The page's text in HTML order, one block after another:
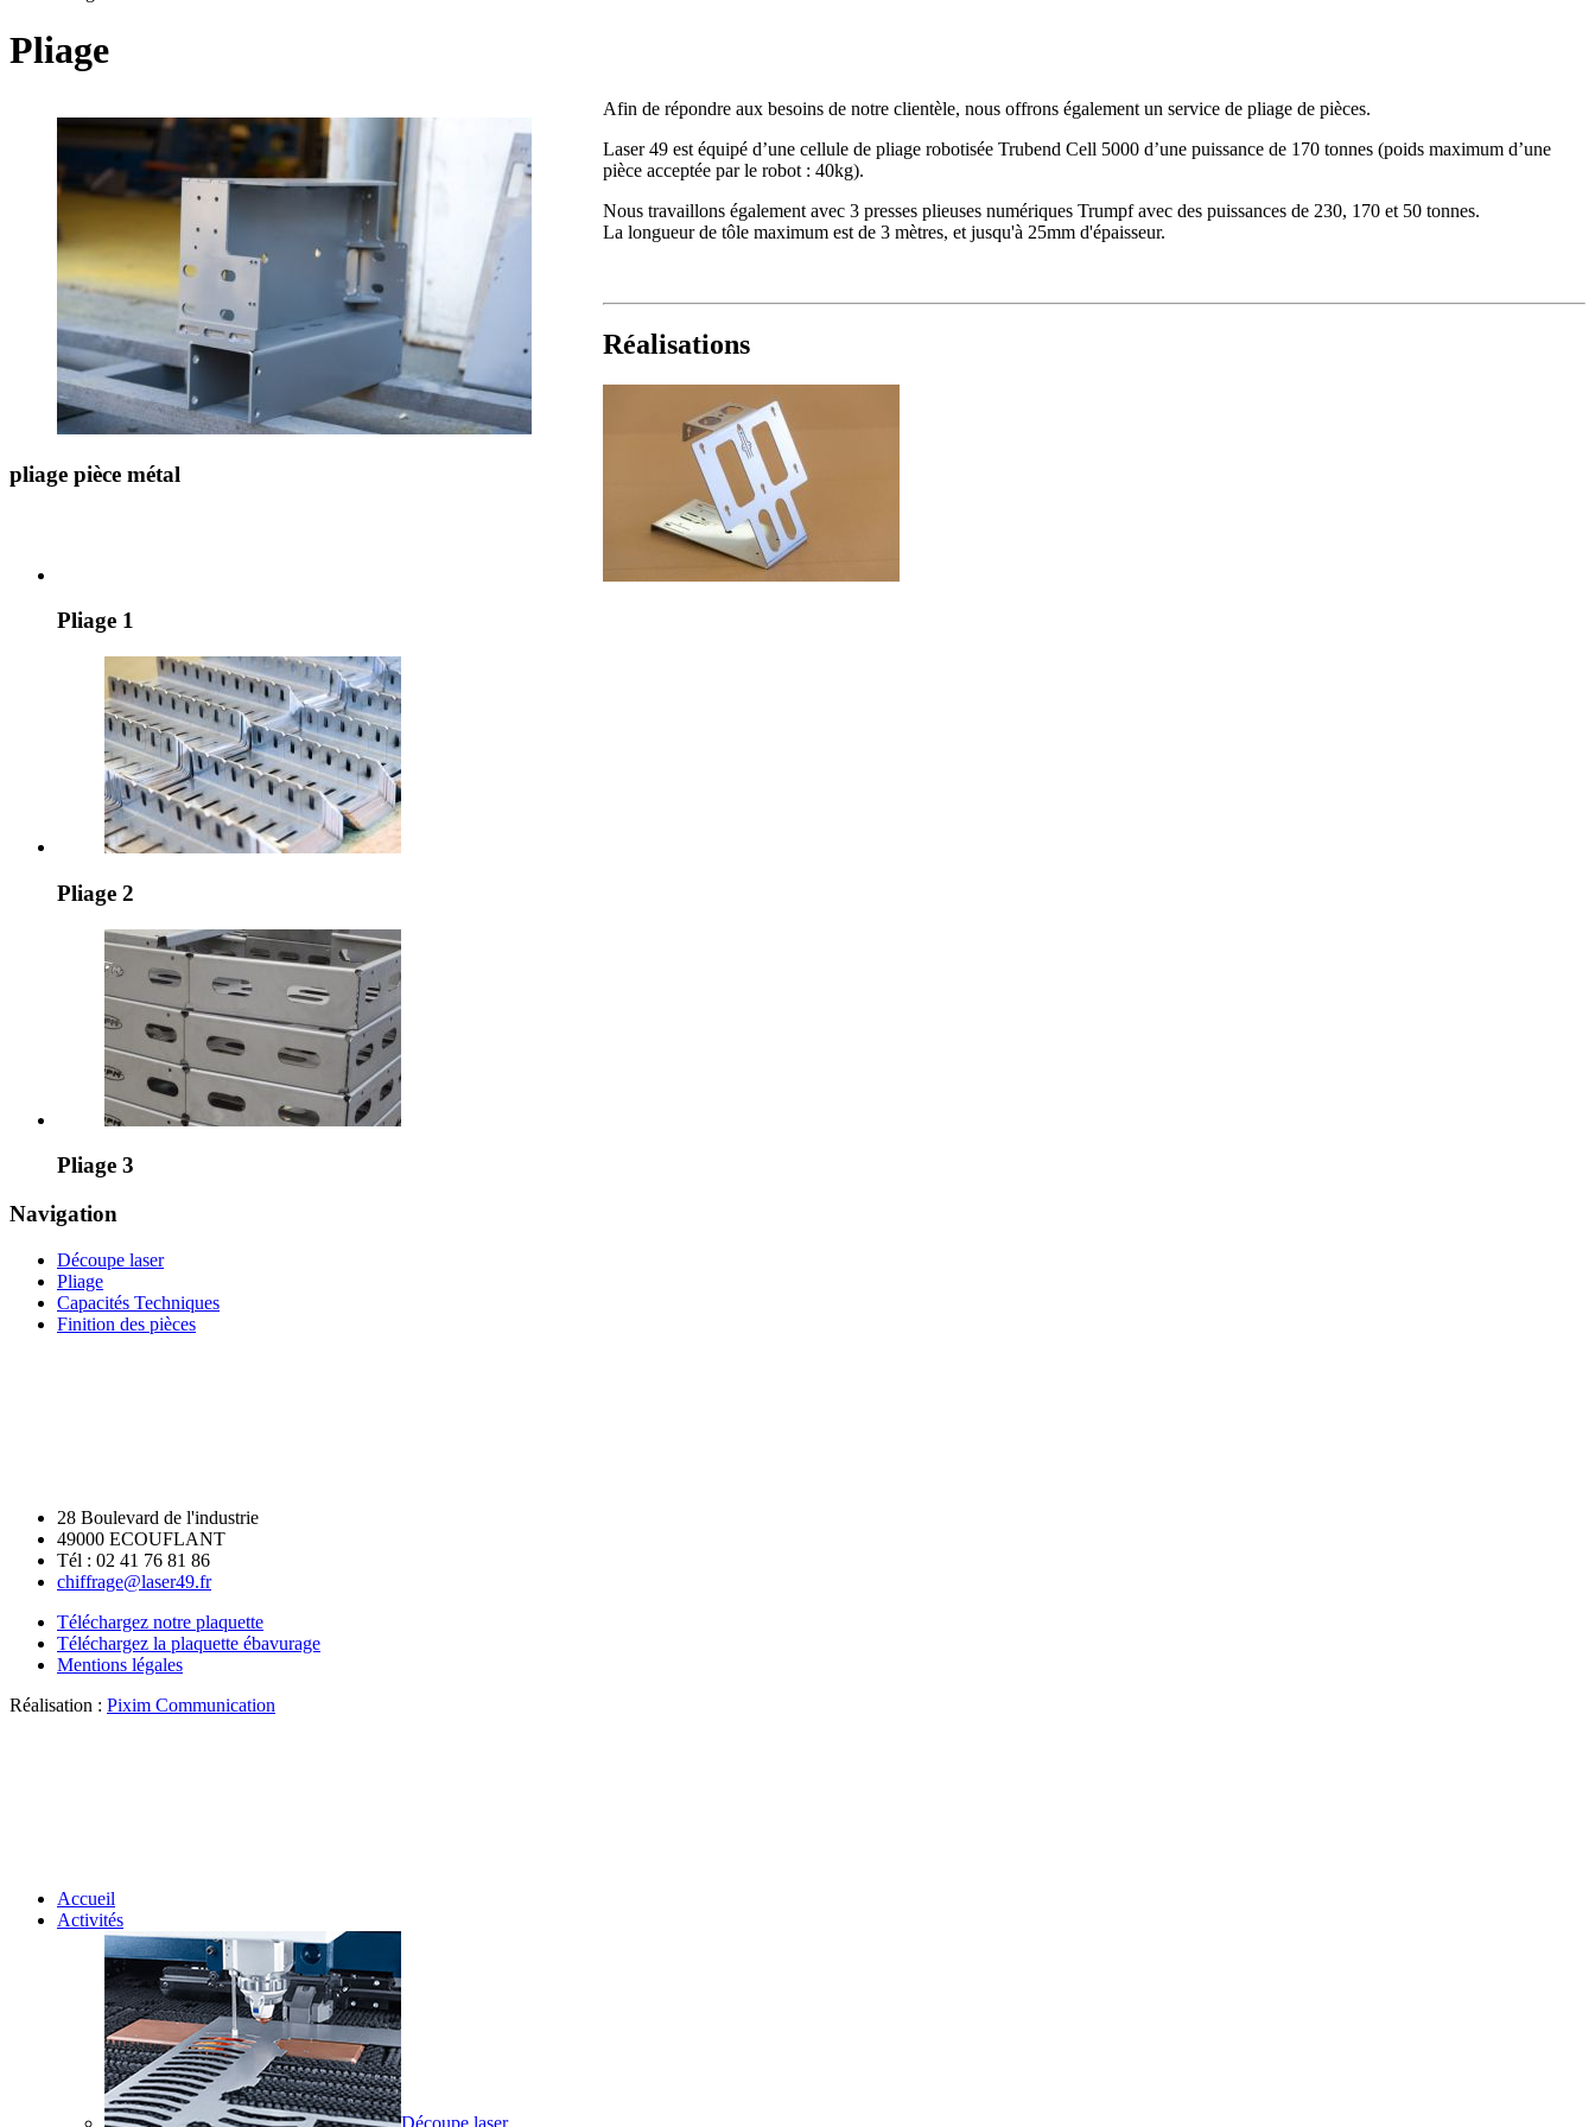
Pliage
pliage pièce métal
Afin de répondre aux besoins de notre clientèle, nous offrons également un service de pliage de pièces.
Laser 49 est équipé d’une cellule de pliage robotisée Trubend Cell 5000 d’une puissance de 170 tonnes (poids maximum d’une
pièce acceptée par le robot : 40kg).
Nous travaillons également avec 3 presses plieuses numériques Trumpf avec des puissances de 230, 170 et 50 tonnes.
La longueur de tôle maximum est de 3 mètres, et jusqu'à 25mm d'épaisseur.
Réalisations
Pliage 1
Pliage 2
Pliage 3
Navigation
Découpe laser
Pliage
Capacités Techniques
Finition des pièces
28 Boulevard de l'industrie
49000 ECOUFLANT
Tél : 02 41 76 81 86
chiffrage@laser49.fr
Téléchargez notre plaquette
Téléchargez la plaquette ébavurage
Mentions légales
Réalisation : Pixim Communication
Accueil
Activités
Découpe laser